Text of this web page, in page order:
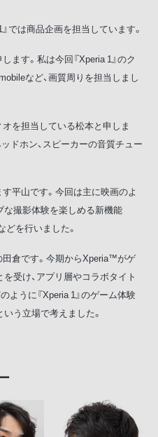
では商品企画を担当しています。
ます。私は今回『Xperia 1』のク
など、画質周りを担当しまし
を担当している松本と申しま
ッドホン、スピーカーの音質チュー
平山です。今回は主に映画のよ
撮影体験を楽しめる新機能
どを行いました。
倉です。今期からXperia™がゲ
受け、アプリ層やコラボタイト
ように『Xperia 1』のゲーム体験
う立場で考えました。